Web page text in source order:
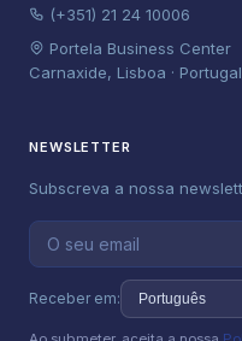
(+351) 21 24 10006
Portela Business Center
Carnaxide, Lisboa · Portugal
NEWSLETTER
Subscreva a nossa
Receber em: